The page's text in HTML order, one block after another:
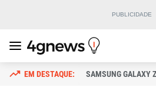
SAMSUNG GALAXY